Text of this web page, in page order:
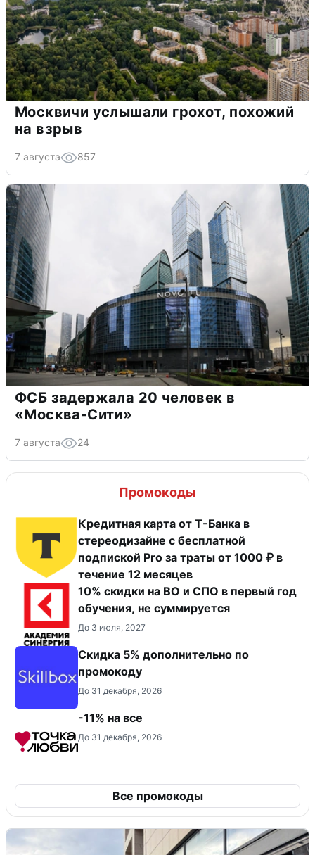
Москвичи услышали грохот, похожий
на взрыв
7 августа 857
ФСБ задержала 20 человек в
«Москва-Сити»
7 августа 24
Промокоды
Кредитная карта от Т-Банка в
стереодизайне с бесплатной
подпиской Pro за траты от 1000 ₽ в
течение 12 месяцев
10% скидки на ВО и СПО в первый год
обучения, не суммируется
До 3 июля, 2027
Скидка 5% дополнительно по
промокоду
До 31 декабря, 2026
-11% на все
До 31 декабря, 2026
Все промокоды